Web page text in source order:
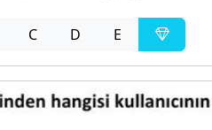
C D E